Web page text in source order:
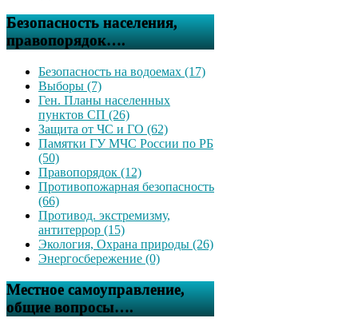
Безопасность населения,
правопорядок….
Безопасность на водоемах (17)
Выборы (7)
Ген. Планы населенных
пунктов СП (26)
Защита от ЧС и ГО (62)
Памятки ГУ МЧС России по РБ
(50)
Правопорядок (12)
Противопожарная безопасность
(66)
Противод. экстремизму,
антитеррор (15)
Экология, Охрана природы (26)
Энергосбережение (0)
Местное самоуправление,
общие вопросы….